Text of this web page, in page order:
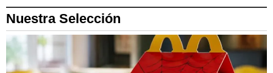
Nuestra Selección